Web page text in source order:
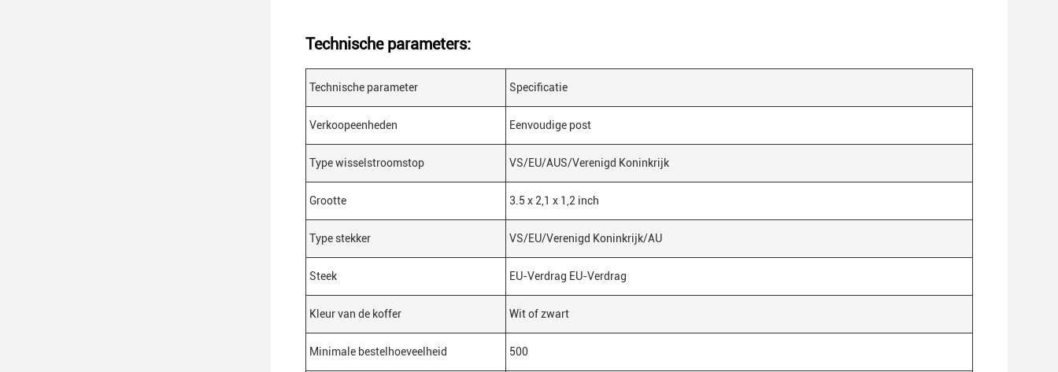
Technische parameters:
Technische parameter Specificatie
Verkoopeenheden Eenvoudige post
Type wisselstroomstop VS/EU/AUS/Verenigd Koninkrijk
Grootte 3.5 x 2,1 x 1,2 inch
Type stekker VS/EU/Verenigd Koninkrijk/AU
Steek EU-Verdrag EU-Verdrag
Kleur van de koffer Wit of zwart
Minimale bestelhoeveelheid 500